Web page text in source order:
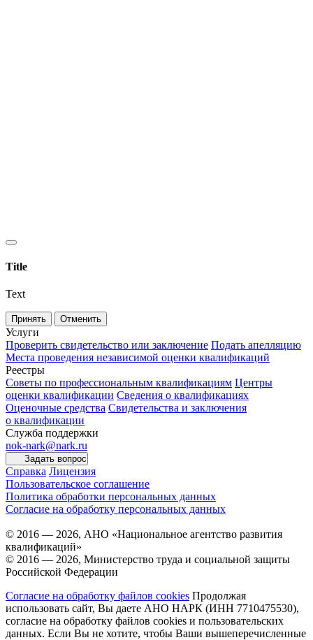
Title
Text
Принять Отменить
Услуги
Проверить свидетельство или заключение Подать апелляцию
Места проведения независимой оценки квалификаций
Реестры
Советы по профессиональным квалификациям Центры
оценки квалификации Сведения о квалификациях
Оценочные средства Свидетельства и заключения
о квалификации
Служба поддержки
nok-nark@nark.ru
Задать вопрос
Справка Лицензия
Пользовательское соглашение
Политика обработки персональных данных
Согласие на обработку персональных данных
© 2016 — 2026, АНО «Национальное агентство развития
квалификаций»
© 2016 — 2026, Министерство труда и социальной защиты
Российской Федерации
Согласие на обработку файлов cookies Продолжая
использовать сайт, Вы даете АНО НАРК (ИНН 7710475530),
согласие на обработку файлов cookies и пользовательских
данных. Если Вы не хотите, чтобы Ваши вышеперечисленные